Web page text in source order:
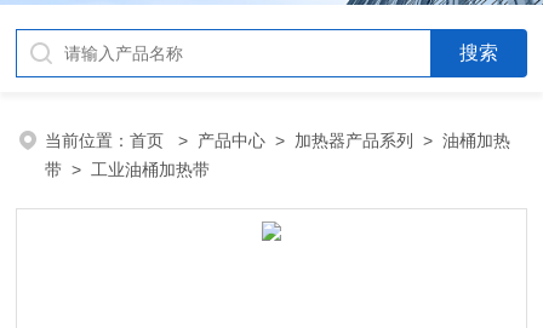
当前位置：首页 > 产品中心 > 加热器产品系列 >油桶加热
带 > 工业油桶加热带